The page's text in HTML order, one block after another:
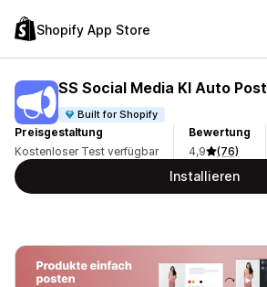
Shopify App Store
SS Social Media KI Auto Post
Built for Shopify
Preisgestaltung
Kostenloser Test verfügbar
Bewertung
4,9
(76)
Installieren